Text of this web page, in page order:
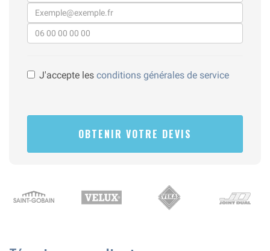
J'accepte les conditions générales de service